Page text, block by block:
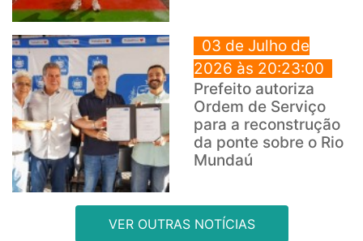
03 de Julho de
2026 às 20:23:00
Prefeito autoriza
Ordem de Serviço
para a reconstrução
da ponte sobre o Rio
Mundaú
VER OUTRAS NOTÍCIAS